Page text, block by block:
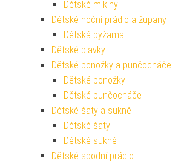
Dětské mikiny
Dětské noční prádlo a župany
Dětská pyžama
Dětské plavky
Dětské ponožky a punčocháče
Dětské ponožky
Dětské punčocháče
Dětské šaty a sukně
Dětské šaty
Dětské sukně
Dětské spodní prádlo